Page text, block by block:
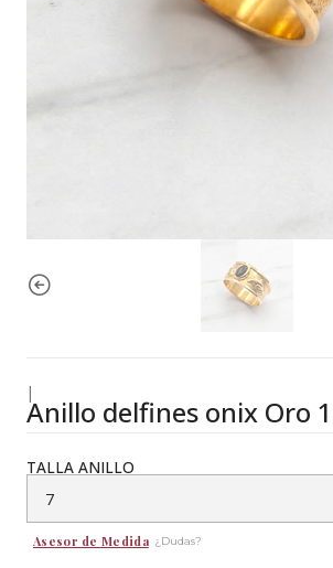
|
Anillo delfines onix Oro
TALLA ANILLO
Asesor de Medida ¿Dudas?